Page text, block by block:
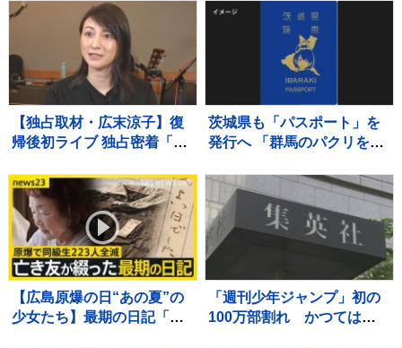
【独占取材・広末涼子】復
帰後初ライブ 独占密着「次
って…」病名公表を決断さ
せた“次男の言葉”（特別イ
ンタビュー）
茨城県も「パスポート」を
発行へ 「群馬のパクリを狙
の了解も得た」
【広島原爆の日“あの夏”の
少女たち】最期の日記「き
「週刊少年ジャンプ」初の
100万部割れ かつては漫